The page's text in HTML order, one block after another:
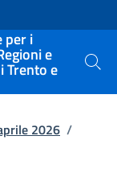
per i
e
Trento e Cerca
2026 /